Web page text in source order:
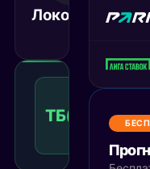
Локомотив
ТБ(3.5)
Тотал
3.5
ставка
КФ